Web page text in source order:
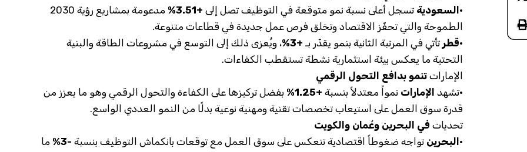
•السعودية تسجل أعلى نسبة نمو متوقعة في التوظيف تصل إلى +3.51%
مدعومة بمشاريع رؤية 2030
الطموحة والتي تحفّز الاقتصاد وتخلق فرص عمل جديدة في قطاعات متنوعة.
•قطر تأتي في المرتبة الثانية بنمو يقدّر بـ +3%
، ويُعزى ذلك إلى التوسع في مشروعات الطاقة والبنية
التحتية ما يعكس بيئة استثمارية نشطة تستقطب الكفاءات.
الإمارات تنمو بدافع التحول الرقمي
•تشهد الإمارات نمواً معتدلاً بنسبة +1.25%
بفضل تركيزها على الكفاءة والتحول الرقمي وهو ما يعزز من
قدرة سوق العمل على استيعاب تخصصات تقنية ومهنية نوعية بدلًا من النمو العددي الواسع.
تحديات في البحرين وعُمان والكويت
•البحرين تواجه ضغوطاً اقتصادية تنعكس على سوق العمل مع توقعات بانكماش التوظيف بنسبة -3%
ما